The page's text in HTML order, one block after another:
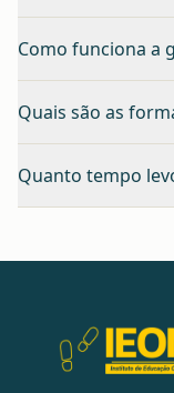
Como funciona a
Quais são as
Quanto tempo